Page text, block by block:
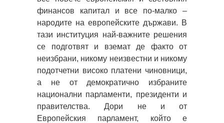
финансов капитал и все по-малко –
народите на европейските държави. В
тази институция най-важните решения
се подготвят и вземат де факто от
неизбрани, никому неизвестни и никому
подотчетни високо платени чиновници,
а не от демократично избраните
национални парламенти, президенти и
правителства. Дори не и от
Европейския парламент, който е